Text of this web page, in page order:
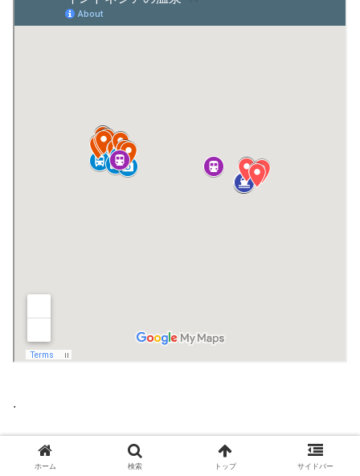
.
インドネシア
ホーム 検索 トップ サイドバー